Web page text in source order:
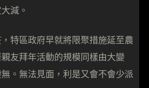
減。
特區政府早就將限聚措施延至農
友拜年活動的規模同樣由大變
。無法見面，利是又會不會少派